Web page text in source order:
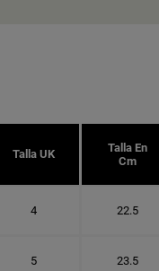
Talla UK
Talla En
Cm
4 22.5
5 23.5